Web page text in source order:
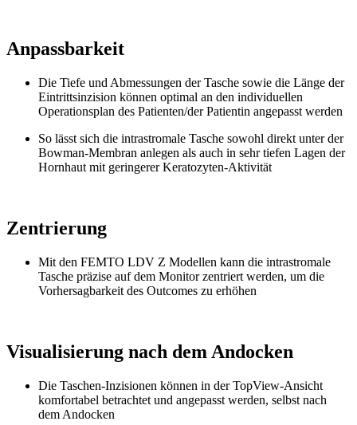
Anpassbarkeit
Die Tiefe und Abmessungen der Tasche sowie die Länge der
Eintrittsinzision können optimal an den individuellen
Operationsplan des Patienten/der Patientin angepasst werden
So lässt sich die intrastromale Tasche sowohl direkt unter der
Bowman-Membran anlegen als auch in sehr tiefen Lagen der
Hornhaut mit geringerer Keratozyten-Aktivität
Zentrierung
Mit den FEMTO LDV Z Modellen kann die intrastromale
Tasche präzise auf dem Monitor zentriert werden, um die
Vorhersagbarkeit des Outcomes zu erhöhen
Visualisierung nach dem Andocken
Die Taschen-Inzisionen können in der TopView-Ansicht
komfortabel betrachtet und angepasst werden, selbst nach
dem Andocken